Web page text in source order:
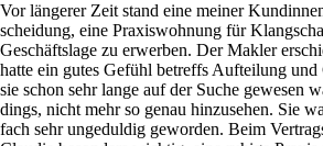
Vor län­gerer Zeit stand eine meiner
schei­dung, eine Pra­xis­woh­nung für
Geschäfts­lage zu erwerben. Der Makler
hatte ein gutes Gefühl betreffs Auf­tei­lung und
sie schon sehr lange auf der Suche gewesen
dings, nicht mehr so genau hin­zu­sehen. Sie
fach sehr unge­duldig geworden. Beim